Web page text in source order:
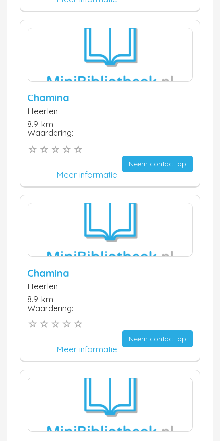
Chamina
Heerlen
8.9 km
Waardering:
Neem contact op
Meer informatie
Chamina
Heerlen
8.9 km
Waardering:
Neem contact op
Meer informatie